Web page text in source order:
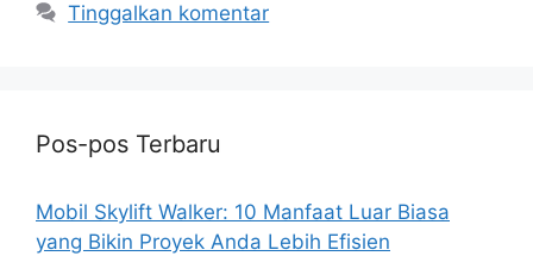
Tinggalkan komentar
Pos-pos Terbaru
Mobil Skylift Walker: 10 Manfaat Luar Biasa
yang Bikin Proyek Anda Lebih Efisien